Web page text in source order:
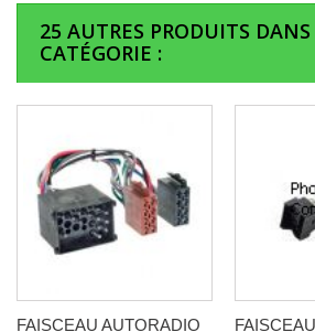
25 AUTRES PRODUITS
CATÉGORIE :
FAISCEAU AUTORADIO